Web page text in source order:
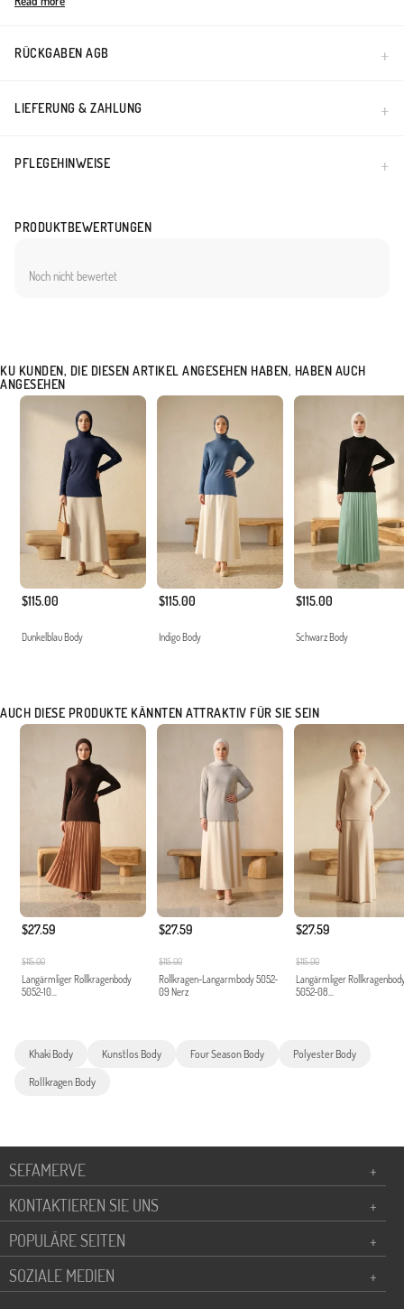
vier Jahreszeiten geeignet. Die Länge wird gemäß den Standardgrößen angepasst.
RÜCKGABEN AGB
LIEFERUNG & ZAHLUNG
PFLEGEHINWEISE
PRODUKTBEWERTUNGEN
Noch nicht bewertet
KU KUNDEN, DIE DIESEN ARTIKEL ANGESEHEN HABEN, HABEN AUCH
ANGESEHEN
$115.00
Dunkelblau Body
$115.00
Indigo Body
$115.00
Schwarz Body
AUCH DIESE PRODUKTE KÄNNTEN ATTRAKTIV FÜR SIE SEIN
$27.59
$115.00
Langärmliger Rollkragenbody
5052-10...
$27.59
$115.00
Rollkragen-Langarmbody 5052-
09 Nerz
$27.59
$115.00
Langärmliger
5052-08...
Khaki Body Kunstlos Body Four Season Body Polyester Body
Rollkragen Body
SEFAMERVE
+
KONTAKTIEREN SIE UNS
+
POPULÄRE SEITEN
+
SOZIALE MEDIEN
+